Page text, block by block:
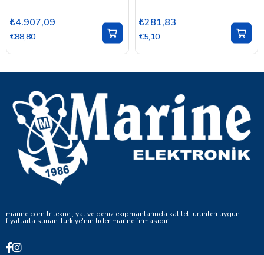
₺4.907,09
€88,80
₺281,83
€5,10
marine.com.tr tekne , yat ve deniz ekipmanlarında kaliteli ürünleri uygun
fiyatlarla sunan Türkiye'nin lider marine firmasıdır.